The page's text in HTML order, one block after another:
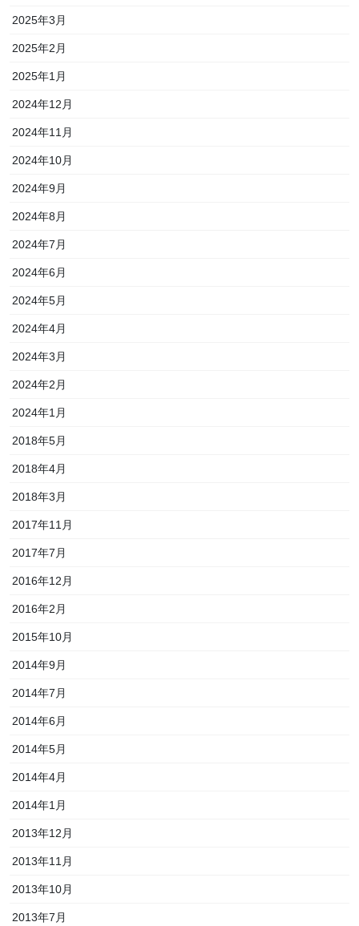
2025年3月
2025年2月
2025年1月
2024年12月
2024年11月
2024年10月
2024年9月
2024年8月
2024年7月
2024年6月
2024年5月
2024年4月
2024年3月
2024年2月
2024年1月
2018年5月
2018年4月
2018年3月
2017年11月
2017年7月
2016年12月
2016年2月
2015年10月
2014年9月
2014年7月
2014年6月
2014年5月
2014年4月
2014年1月
2013年12月
2013年11月
2013年10月
2013年7月